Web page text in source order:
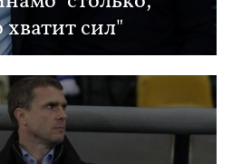
хватит сил"